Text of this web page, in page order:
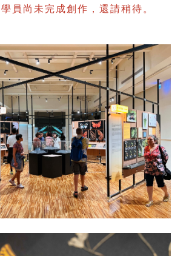
員尚未完成創作，還請稍待。